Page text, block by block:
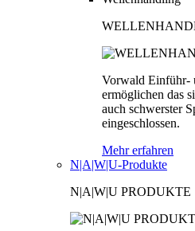
Vorwald Einführ-
ermöglichen das
auch schwerster
eingeschlossen.
Mehr erfahren
N|A|W|U-Produkte
N|A|W|U PRODUKTE